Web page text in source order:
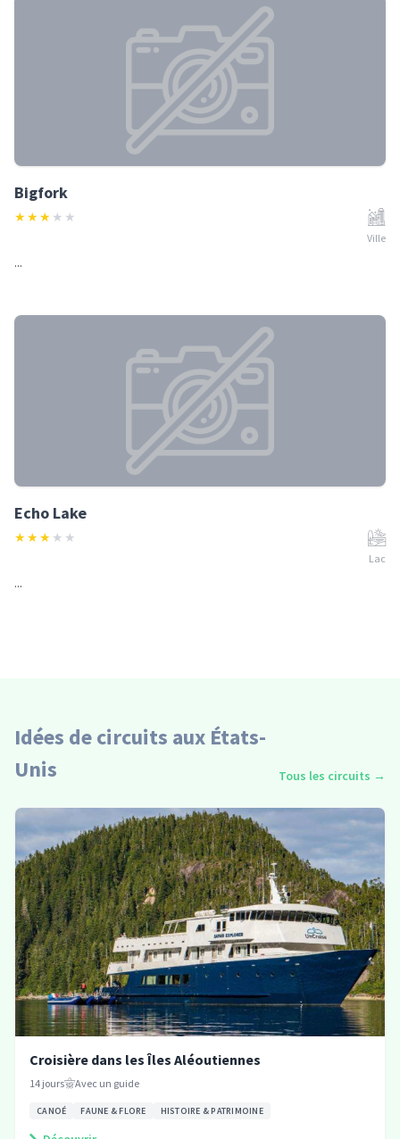
Bigfork
★★★ ★ ★
Ville
...
Echo Lake
★★★ ★ ★
Lac
...
Idées de circuits aux États-
Unis
Tous les circuits →
Croisière dans les Îles Aléoutiennes
14 jours Avec un guide
CANOÉ FAUNE & FLORE HISTOIRE & PATRIMOINE